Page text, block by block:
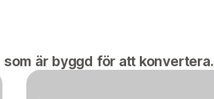
är byggd för att konvertera.